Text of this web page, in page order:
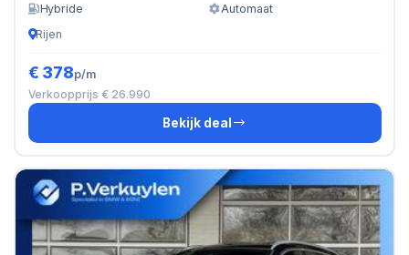
Hybride
Automaat
Rijen
€ 378p/m
Verkoopprijs € 26.990
Bekijk deal